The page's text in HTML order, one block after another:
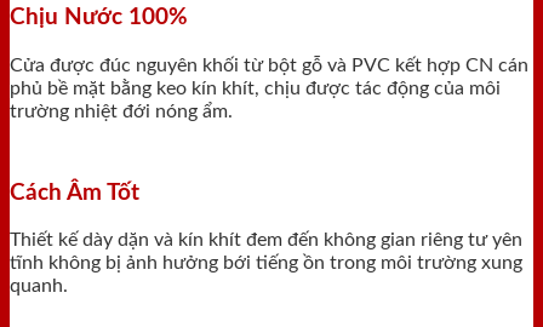
Chịu Nước 100%
Cửa được đúc nguyên khối từ bột gỗ và PVC kết hợp CN cán
phủ bề mặt bằng keo kín khít, chịu được tác động của môi
trường nhiệt đới nóng ẩm.
Cách Âm Tốt
Thiết kế dày dặn và kín khít đem đến không gian riêng tư yên
tĩnh không bị ảnh hưởng bới tiếng ồn trong môi trường xung
quanh.